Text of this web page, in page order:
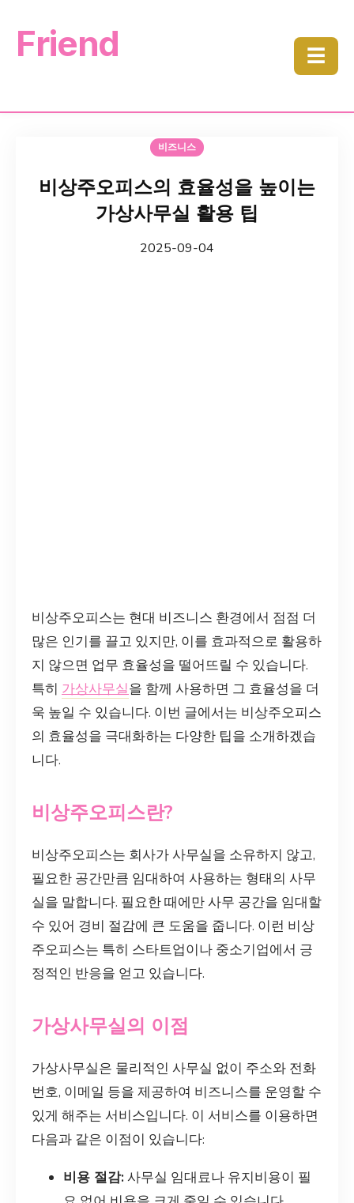
Friend ☰
비즈니스
비상주오피스의 효율성을 높이는
가상사무실 활용 팁
2025-09-04
비상주오피스는 현대 비즈니스 환경에서 점점 더
많은 인기를 끌고 있지만, 이를 효과적으로 활용하
지 않으면 업무 효율성을 떨어뜨릴 수 있습니다.
특히 가상사무실을 함께 사용하면 그 효율성을 더
욱 높일 수 있습니다. 이번 글에서는 비상주오피스
의 효율성을 극대화하는 다양한 팁을 소개하겠습
니다.
비상주오피스란?
비상주오피스는 회사가 사무실을 소유하지 않고,
필요한 공간만큼 임대하여 사용하는 형태의 사무
실을 말합니다. 필요한 때에만 사무 공간을 임대할
수 있어 경비 절감에 큰 도움을 줍니다. 이런 비상
주오피스는 특히 스타트업이나 중소기업에서 긍
정적인 반응을 얻고 있습니다.
가상사무실의 이점
가상사무실은 물리적인 사무실 없이 주소와 전화
번호, 이메일 등을 제공하여 비즈니스를 운영할 수
있게 해주는 서비스입니다. 이 서비스를 이용하면
다음과 같은 이점이 있습니다:
비용 절감: 사무실 임대료나 유지비용이 필